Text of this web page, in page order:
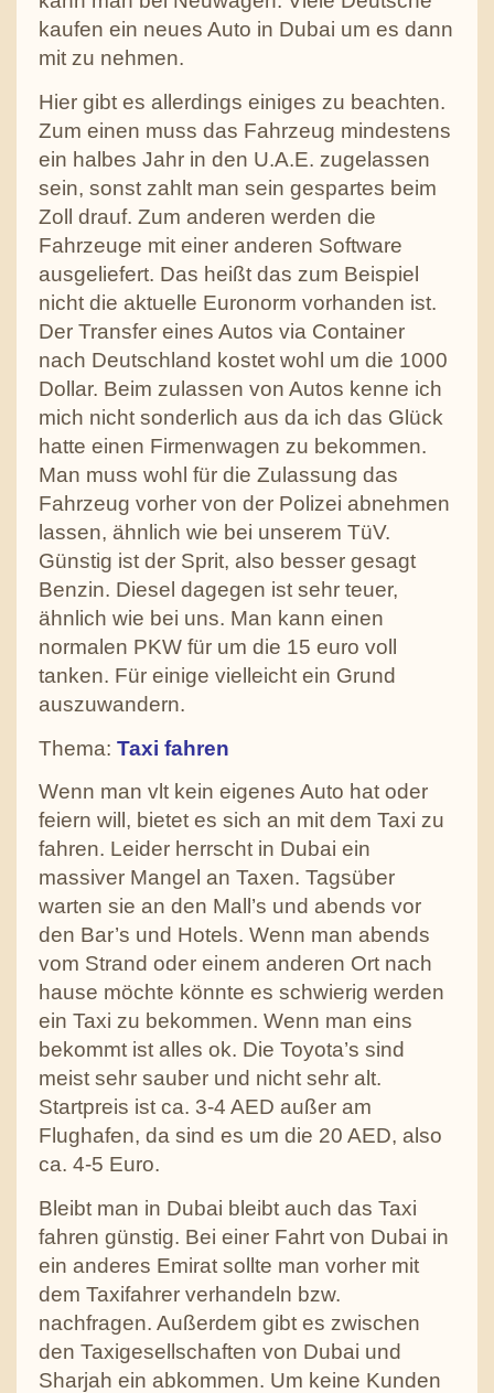
kaufen ein neues Auto in Dubai um es dann
mit zu nehmen.
Hier gibt es allerdings einiges zu beachten.
Zum einen muss das Fahrzeug mindestens
ein halbes Jahr in den U.A.E. zugelassen
sein, sonst zahlt man sein gespartes beim
Zoll drauf. Zum anderen werden die
Fahrzeuge mit einer anderen Software
ausgeliefert. Das heißt das zum Beispiel
nicht die aktuelle Euronorm vorhanden ist.
Der Transfer eines Autos via Container
nach Deutschland kostet wohl um die 1000
Dollar. Beim zulassen von Autos kenne ich
mich nicht sonderlich aus da ich das Glück
hatte einen Firmenwagen zu bekommen.
Man muss wohl für die Zulassung das
Fahrzeug vorher von der Polizei abnehmen
lassen, ähnlich wie bei unserem TüV.
Günstig ist der Sprit, also besser gesagt
Benzin. Diesel dagegen ist sehr teuer,
ähnlich wie bei uns. Man kann einen
normalen PKW für um die 15 euro voll
tanken. Für einige vielleicht ein Grund
auszuwandern.
Thema: Taxi fahren
Wenn man vlt kein eigenes Auto hat oder
feiern will, bietet es sich an mit dem Taxi zu
fahren. Leider herrscht in Dubai ein
massiver Mangel an Taxen. Tagsüber
warten sie an den Mall’s und abends vor
den Bar’s und Hotels. Wenn man abends
vom Strand oder einem anderen Ort nach
hause möchte könnte es schwierig werden
ein Taxi zu bekommen. Wenn man eins
bekommt ist alles ok. Die Toyota’s sind
meist sehr sauber und nicht sehr alt.
Startpreis ist ca. 3-4 AED außer am
Flughafen, da sind es um die 20 AED, also
ca. 4-5 Euro.
Bleibt man in Dubai bleibt auch das Taxi
fahren günstig. Bei einer Fahrt von Dubai in
ein anderes Emirat sollte man vorher mit
dem Taxifahrer verhandeln bzw.
nachfragen. Außerdem gibt es zwischen
den Taxigesellschaften von Dubai und
Sharjah ein abkommen. Um keine Kunden